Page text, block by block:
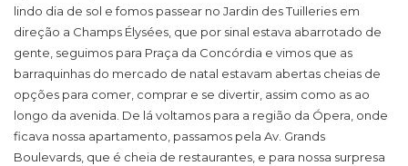
lindo dia de sol e fomos passear no Jardin des Tuilleries em
direção a Champs Élysées, que por sinal estava abarrotado de
gente, seguimos para Praça da Concórdia e vimos que as
barraquinhas do mercado de natal estavam abertas cheias de
opções para comer, comprar e se divertir, assim como as ao
longo da avenida. De lá voltamos para a região da Ópera, onde
ficava nossa apartamento, passamos pela Av. Grands
Boulevards, que é cheia de restaurantes, e para nossa surpresa